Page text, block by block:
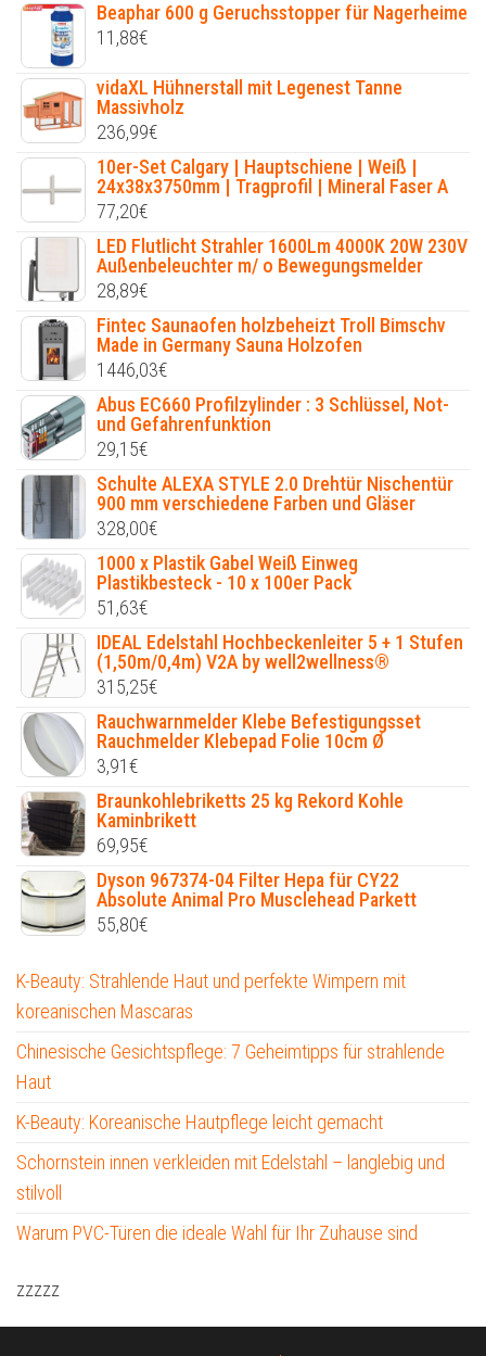
Beaphar 600 g Geruchsstopper für Nagerheime
11,88€
vidaXL Hühnerstall mit Legenest Tanne
Massivholz
236,99€
10er-Set Calgary | Hauptschiene | Weiß |
24x38x3750mm | Tragprofil | Mineral Faser A
77,20€
LED Flutlicht Strahler 1600Lm 4000K 20W 230V
Außenbeleuchter m/ o Bewegungsmelder
28,89€
Fintec Saunaofen holzbeheizt Troll Bimschv
Made in Germany Sauna Holzofen
1446,03€
Abus EC660 Profilzylinder : 3 Schlüssel, Not-
und Gefahrenfunktion
29,15€
Schulte ALEXA STYLE 2.0 Drehtür Nischentür
900 mm verschiedene Farben und Gläser
328,00€
1000 x Plastik Gabel Weiß Einweg
Plastikbesteck - 10 x 100er Pack
51,63€
IDEAL Edelstahl Hochbeckenleiter 5 + 1 Stufen
(1,50m/0,4m) V2A by well2wellness®
315,25€
Rauchwarnmelder Klebe Befestigungsset
Rauchmelder Klebepad Folie 10cm Ø
3,91€
Braunkohlebriketts 25 kg Rekord Kohle
Kaminbrikett
69,95€
Dyson 967374-04 Filter Hepa für CY22
Absolute Animal Pro Musclehead Parkett
55,80€
K-Beauty: Strahlende Haut und perfekte Wimpern mit
koreanischen Mascaras
Chinesische Gesichtspflege: 7 Geheimtipps für strahlende
Haut
K-Beauty: Koreanische Hautpflege leicht gemacht
Schornstein innen verkleiden mit Edelstahl – langlebig und
stilvoll
Warum PVC-Türen die ideale Wahl für Ihr Zuhause sind
zzzzz